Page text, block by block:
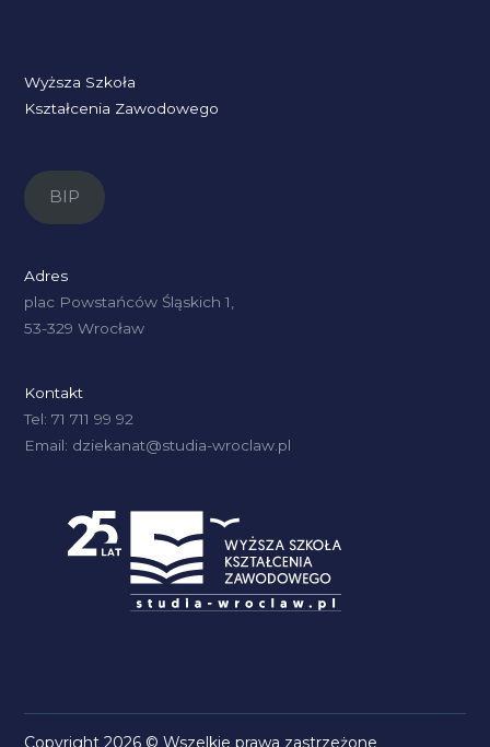
Wyższa Szkoła
Kształcenia Zawodowego
BIP
Adres
plac Powstańców Śląskich 1,
53-329 Wrocław
Kontakt
Tel: 71 711 99 92
Email: dziekanat@studia-wroclaw.pl
Copyright 2026 © Wszelkie prawa zastrzeżone